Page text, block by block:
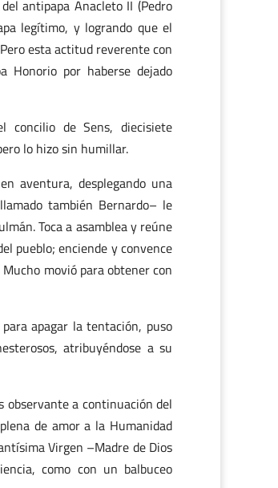
antipapa Anacleto II (Pedro
legítimo, y logrando que el
esta actitud reverente con
Honorio por haberse dejado
de Sens, diecisiete
lo hizo sin humillar.
aventura, desplegando una
también Bernardo– le
Toca a asamblea y reúne
pueblo; enciende y convence
movió para obtener con
apagar la tentación, puso
atribuyéndose a su
observante a continuación del
de amor a la Humanidad
Virgen –Madre de Dios
como con un balbuceo